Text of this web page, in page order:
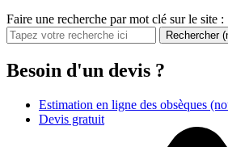
Faire une recherche par mot clé sur le site :
Rechercher
Besoin d'un devis ?
Estimation en ligne des obsèques
Devis gratuit